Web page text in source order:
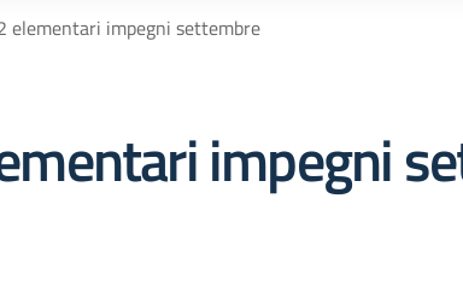
elementari impegni settembre
impegni